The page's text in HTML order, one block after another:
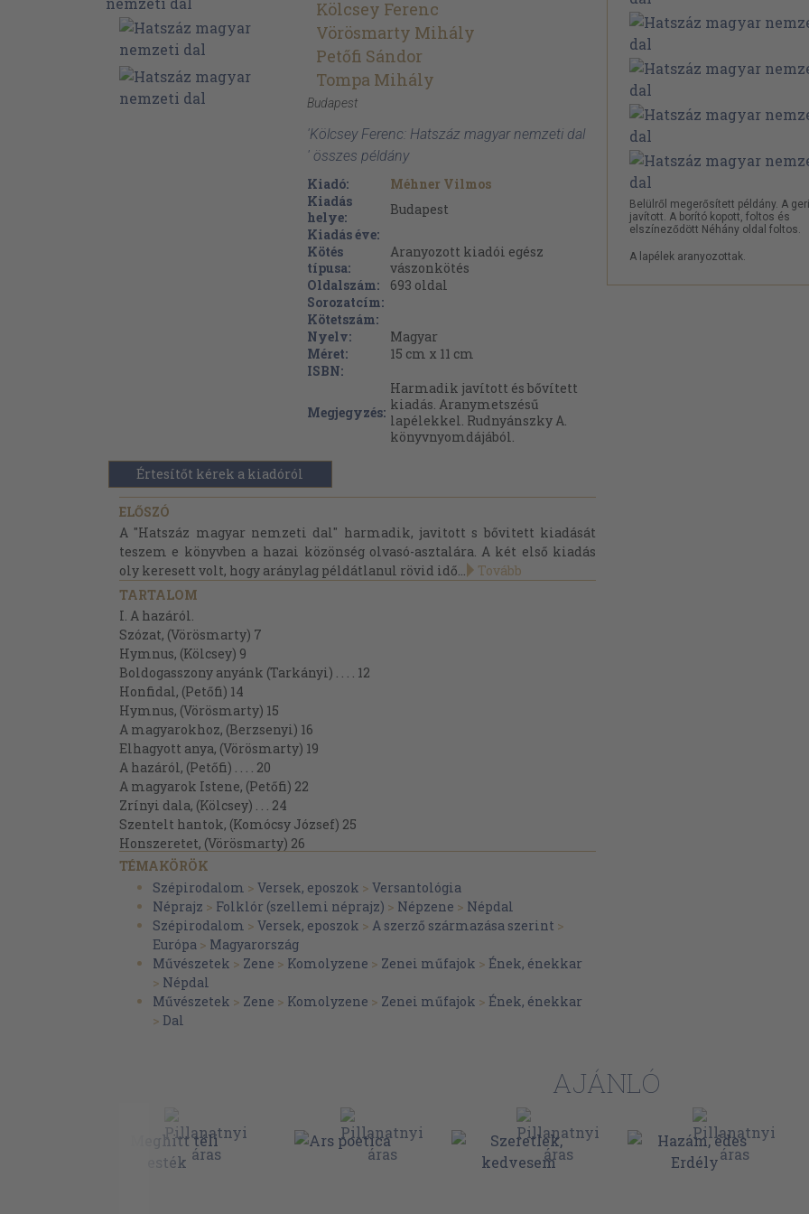
Kölcsey Ferenc
Vörösmarty Mihály
Petőfi Sándor
Tompa Mihály
Budapest
'Kölcsey Ferenc: Hatszáz magyar nemzeti dal
' összes példány
Kiadó:
Méhner Vilmos
Kiadás
helye:
Budapest
Kiadás éve:
Kötés
típusa:
Aranyozott kiadói egész
vászonkötés
Oldalszám:
693 oldal
Sorozatcím:
Kötetszám:
Nyelv:
Magyar
Méret:
15 cm x 11 cm
ISBN:
Megjegyzés:
Harmadik javított és bővített
kiadás. Aranymetszésű
lapélekkel. Rudnyánszky A.
könyvnyomdájából.
Értesítőt kérek a kiadóról
ELŐSZÓ
A "Hatszáz magyar nemzeti dal" harmadik, javitott s bővitett kiadását
teszem e könyvben a hazai közönség olvasó-asztalára. A két első kiadás
oly keresett volt, hogy aránylag példátlanul rövid idő...
Tovább
TARTALOM
I. A hazáról.
Szózat, (Vörösmarty) 7
Hymnus, (Kölcsey) 9
Boldogasszony anyánk (Tarkányi) . . . . 12
Honfidal, (Petőfi) 14
Hymnus, (Vörösmarty) 15
A magyarokhoz, (Berzsenyi) 16
Elhagyott anya, (Vörösmarty) 19
A hazáról, (Petőfi) . . . . 20
A magyarok Istene, (Petőfi) 22
Zrínyi dala, (Kölcsey) . . . 24
Szentelt hantok, (Komócsy József) 25
Honszeretet, (Vörösmarty) 26
A ledőlt szobor, (Petőfi) 28
A magyar fohásza, 31
A magyar nemzet (Petőfi) 31
Nemzeti dal, (Petőfi) 33
Könyörgés, (Erdélyi) 35
A tetétleni halmon, (Arany) 36
A nemzeti zászló, . . . 39
Ébresztő, (Bajza) 40
Búcsú, (B. Eötvös) 41
Magyar hölgy, (Garay) 49
Sóhajtás, (Bajza) 51
Apotheosis, (Bajza) 52
TÉMAKÖRÖK
Szépirodalom > Versek, eposzok > Versantológia
Néprajz > Folklór (szellemi néprajz) > Népzene > Népdal
Szépirodalom > Versek, eposzok > A szerző származása szerint >
Európa > Magyarország
Művészetek > Zene > Komolyzene > Zenei műfajok > Ének, énekkar
> Népdal
Művészetek > Zene > Komolyzene > Zenei műfajok > Ének, énekkar
> Dal
Belülről megerősített példány. A
javított. A borító kopott, foltos és
elszíneződött Néhány oldal foltos.
A lapélek aranyozottak.
AJÁNLÓ